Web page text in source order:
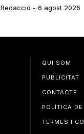
Redacció 6 agost 2026
QUI SOM
PUBLICITAT
CONTACTE
POLÍTICA
TERMES I